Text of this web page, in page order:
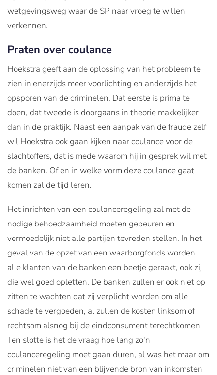
wetgevingsweg waar de SP naar vroeg te willen
verkennen.
Praten over coulance
Hoekstra geeft aan de oplossing van het probleem te
zien in enerzijds meer voorlichting en anderzijds het
opsporen van de criminelen. Dat eerste is prima te
doen, dat tweede is doorgaans in theorie makkelijker
dan in de praktijk. Naast een aanpak van de fraude zelf
wil Hoekstra ook gaan kijken naar coulance voor de
slachtoffers, dat is mede waarom hij in gesprek wil met
de banken. Of en in welke vorm deze coulance gaat
komen zal de tijd leren.
Het inrichten van een coulanceregeling zal met de
nodige behoedzaamheid moeten gebeuren en
vermoedelijk niet alle partijen tevreden stellen. In het
geval van de opzet van een waarborgfonds worden
alle klanten van de banken een beetje geraakt, ook zij
die wel goed opletten. De banken zullen er ook niet op
zitten te wachten dat zij verplicht worden om alle
schade te vergoeden, al zullen de kosten linksom of
rechtsom alsnog bij de eindconsument terechtkomen.
Ten slotte is het de vraag hoe lang zo'n
coulanceregeling moet gaan duren, al was het maar om
criminelen niet van een blijvende bron van inkomsten